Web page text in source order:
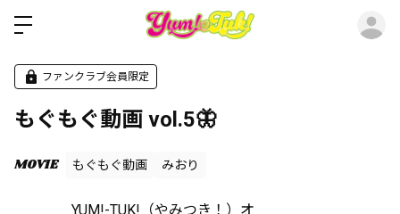
ファンクラブ会員限定
もぐもぐ動画 vol.5🦋
MOVIE もぐもぐ動画 みおり
YUM!-TUK!（やみつき！）オ